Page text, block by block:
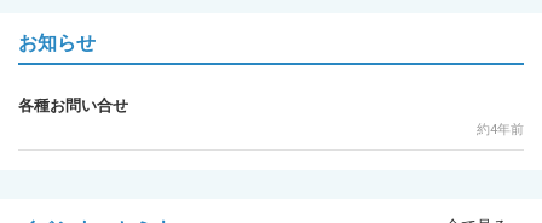
お知らせ
各種お問い合せ
約4年前